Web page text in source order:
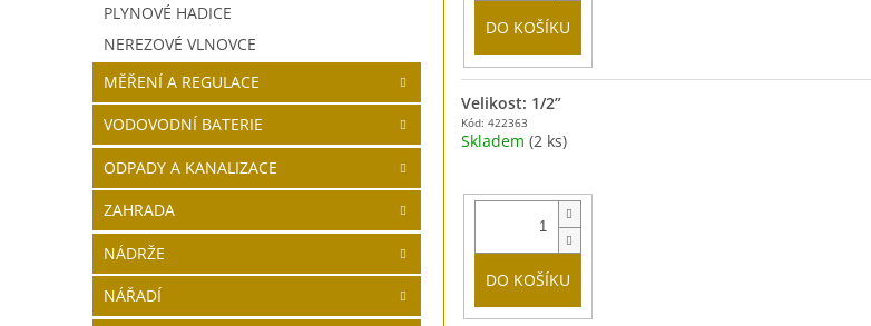
PLYNOVÉ HADICE
NEREZOVÉ VLNOVCE
MĚŘENÍ A REGULACE
VODOVODNÍ BATERIE
ODPADY A KANALIZACE
ZAHRADA
NÁDRŽE
NÁŘADÍ
DO KOŠÍKU
Kód: 422363
Velikost: 1/2”
Skladem (2 ks)
DO KOŠÍKU